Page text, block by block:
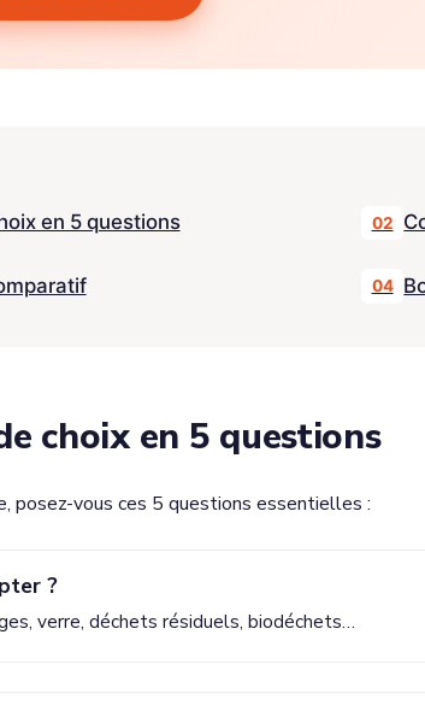
en 5 questions 02
04
choix en 5 questions
posez-vous ces 5 questions essentielles :
?
verre, déchets résiduels, biodéchets…